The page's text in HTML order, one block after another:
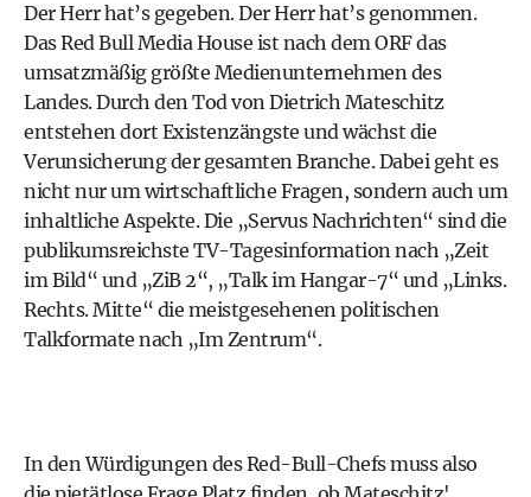
Der Herr hat’s gegeben. Der Herr hat’s genommen.
Das Red Bull Media House ist nach dem ORF das
umsatzmäßig größte Medienunternehmen des
Landes. Durch den Tod von Dietrich Mateschitz
entstehen dort Existenzängste und wächst die
Verunsicherung der gesamten Branche. Dabei geht es
nicht nur um wirtschaftliche Fragen, sondern auch um
inhaltliche Aspekte. Die „Servus Nachrichten“ sind die
publikumsreichste TV-Tagesinformation nach „Zeit
im Bild“ und „ZiB 2“, „Talk im Hangar-7“ und „Links.
Rechts. Mitte“ die meistgesehenen politischen
Talkformate nach „Im Zentrum“.
In den Würdigungen des Red-Bull-Chefs muss also